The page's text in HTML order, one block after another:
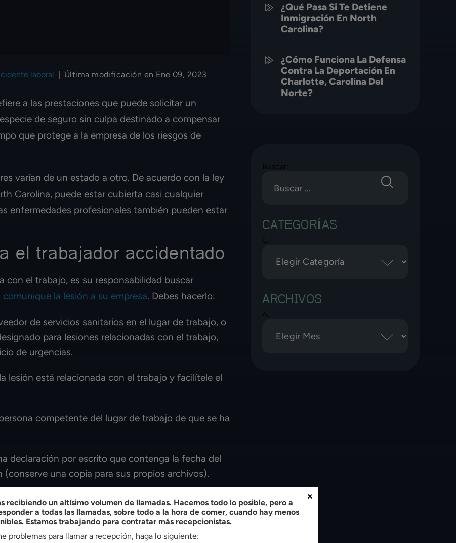
laboral Última modificación en Ene 09, 2023
a las prestaciones que puede solicitar un
de seguro sin culpa destinado a compensar
que protege a la empresa de los riesgos de
varían de un estado a otro. De acuerdo con la ley
Carolina, puede estar cubierta casi cualquier
enfermedades profesionales también pueden estar
el trabajador accidentado
con el trabajo, es su responsabilidad buscar
comunique la lesión a su empresa. Debes hacerlo:
de servicios sanitarios en el lugar de trabajo, o
para lesiones relacionadas con el trabajo,
de urgencias.
lesión está relacionada con el trabajo y facilítele el
competente del lugar de trabajo de que se ha
declaración por escrito que contenga la fecha del
una copia para sus propios archivos).
precisa y minuciosa.
¿Qué Pasa Si Te Detiene
Inmigración En North
Carolina?
¿Cómo Funciona La Defensa
Contra La Deportación En
Charlotte, Carolina Del
Norte?
Buscar:
CATEGORÍAS
Categorías
ARCHIVOS
Archivos
recibiendo un altísimo volumen de llamadas. Hacemos todo lo posible, pero a
a todas las llamadas, sobre todo a la hora de comer, cuando hay menos
Estamos trabajando para contratar más recepcionistas.
problemas para llamar a recepción, haga lo siguiente:
×